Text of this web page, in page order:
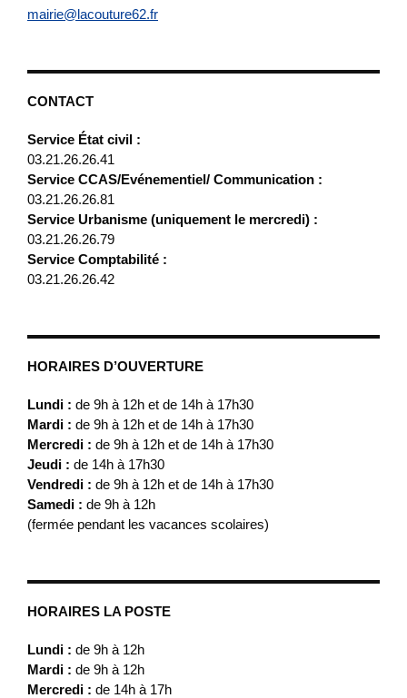
mairie@lacouture62.fr
CONTACT
Service État civil :
03.21.26.26.41
Service CCAS/Evénementiel/ Communication :
03.21.26.26.81
Service Urbanisme (uniquement le mercredi) :
03.21.26.26.79
Service Comptabilité :
03.21.26.26.42
HORAIRES D’OUVERTURE
Lundi : de 9h à 12h et de 14h à 17h30
Mardi : de 9h à 12h et de 14h à 17h30
Mercredi : de 9h à 12h et de 14h à 17h30
Jeudi : de 14h à 17h30
Vendredi : de 9h à 12h et de 14h à 17h30
Samedi : de 9h à 12h
(fermée pendant les vacances scolaires)
HORAIRES LA POSTE
Lundi : de 9h à 12h
Mardi : de 9h à 12h
Mercredi : de 14h à 17h